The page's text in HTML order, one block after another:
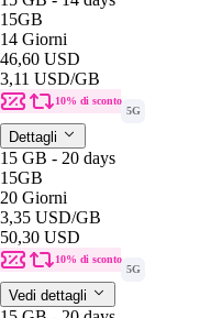
15GB
14 Giorni
46,60 USD
3,11 USD/GB
10% di sconto
5G
Dettagli
15 GB - 20 days
15GB
20 Giorni
3,35 USD/GB
50,30 USD
10% di sconto
5G
Vedi dettagli